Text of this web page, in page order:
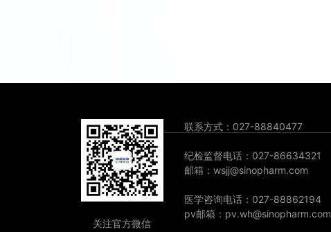
关注官方微信
联系方式：027-88840477
纪检监督电话：027-86634321
邮箱：wsjj@sinopharm.com
医学咨询电话：027-88862194
pv邮箱：pv.wh@sinopharm.com